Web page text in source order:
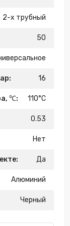
2-х трубный
50
16
℃: 110°C
0.53
Нет
Да
Алюминий
Черный